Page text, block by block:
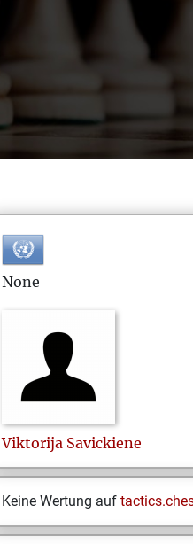
None
Viktorija Savickiene
Keine Wertung auf